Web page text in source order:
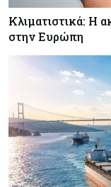
Κλιματιστικά: Η
στην Ευρώπη